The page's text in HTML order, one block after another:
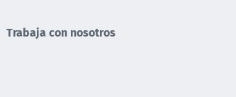
Trabaja con nosotros